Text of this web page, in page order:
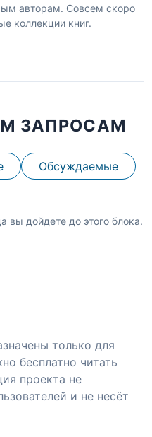
авторам. Совсем скоро
коллекции книг.
ЗАПРОСАМ
Обсуждаемые
вы дойдете до этого блока.
только для
бесплатно читать
проекта не
и не несёт